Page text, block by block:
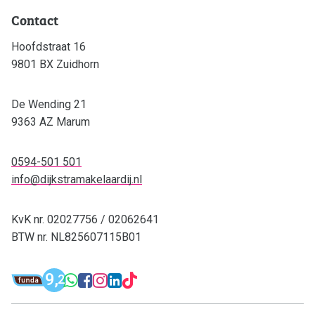
Contact
Hoofdstraat 16
9801 BX Zuidhorn
De Wending 21
9363 AZ Marum
0594-501 501
info@dijkstramakelaardij.nl
KvK nr. 02027756 / 02062641
BTW nr. NL825607115B01
Funda: Dijkstra Makelaardij & Financieel
Dijkstra Makelaardij & Financieel
9,2 WhatsApp: 0594-501 501
Facebook: Dijkstra
Instagram:
LinkedIn:
TikTok: Dijkstra